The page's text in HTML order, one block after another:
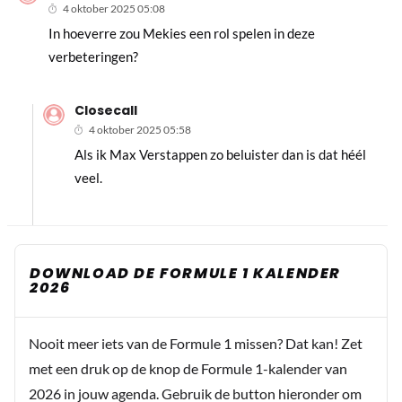
4 oktober 2025 05:08
In hoeverre zou Mekies een rol spelen in deze
verbeteringen?
Closecall
4 oktober 2025 05:58
Als ik Max Verstappen zo beluister dan is dat héél
veel.
DOWNLOAD DE FORMULE 1 KALENDER
2026
Nooit meer iets van de Formule 1 missen? Dat kan! Zet
met een druk op de knop de Formule 1-kalender van
2026 in jouw agenda. Gebruik de button hieronder om